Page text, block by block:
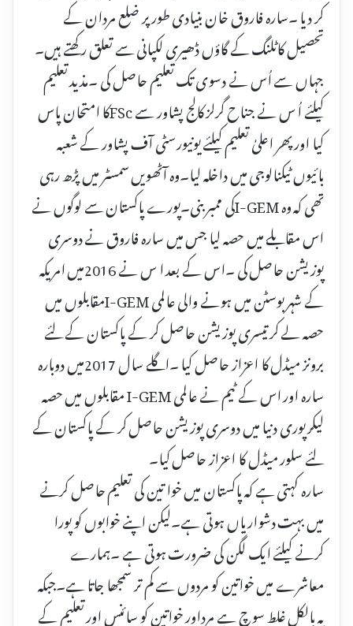
کر دیا ۔سارہ فاروق خان بنیادی طورپر ضلع مردان کے
تحصیل کاٹلنگ کے گاؤں ڈھیری لکپانی سے تعلق رکھتے ہیں۔
جہاں سے اُس نے دسوی تک تعلیم حاصل کی ۔مذید تعلیم
کیلئے اُ س نے جناح گرلز کالج پشاور سے FScکا امتحان پاس
کیا اور پھر اعلیٰ تعلیم کیلئے یونیورسٹی آف پشاور کے شعبہ
بائیوں ٹیکنالوجی میں داخلہ لیا۔وہ آٹھویں سمسٹر میں پڑھ رہی
تھی کہ وہ I-GEMکی ممبربنی۔پورے پاکستان سے لوگوں نے
اس مقابلے میں حصہ لیا جس میں سارہ فاروق نے دوسری
پوزیشن حاصل کی ۔اس کے بعد ا س نے 2016میں امریکہ
کے شہر بوسٹن میں ہونے والی عالمی I-GEMمقابلوں میں
حصہ لے کر تیسری پوزیشن حاصل کر کے پاکستان کے لئے
برونز میڈل کا اعزاز حاصل کیا ۔اگلے سال 2017میں دوبارہ
سارہ اور اس کے ٹیم نے عالمی I-GEM مقابلوں میں حصہ
لیکرپوری دنیا میں دوسری پوزیشن حاصل کر کے پاکستان کے
لئے سلور میڈل کا اعزاز حاصل کیا۔
سارہ کہتی ہے کہ پاکستان میں خوا تین کی تعلیم حاصل کرنے
میں بہت دشواریاں ہوتی ہے۔لیکن اپنے خوابوں کو پورا
کرنے کیلئے ایک لگن کی ضرورت ہوتی ہے ۔ہمارے
معاشرے میں خواتین کو مردوں سے کم تر سمجھا جاتا ہے۔جبکہ
یہ بالکل غلط سوچ ہے مرداور خواتین کو سائنس اور تعلیم کے